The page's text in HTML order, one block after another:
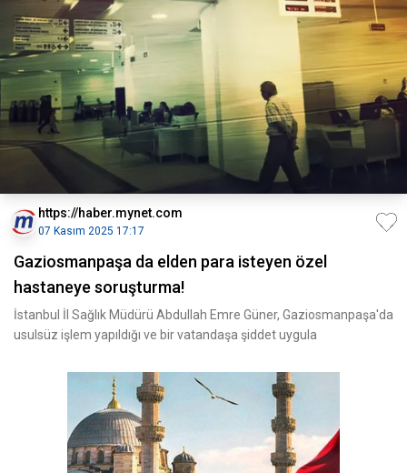
https://haber.mynet.com
07 Kasım 2025 17:17
Gaziosmanpaşa da elden para isteyen özel
hastaneye soruşturma!
İstanbul İl Sağlık Müdürü Abdullah Emre Güner, Gaziosmanpaşa'da
usulsüz işlem yapıldığı ve bir vatandaşa şiddet uygula